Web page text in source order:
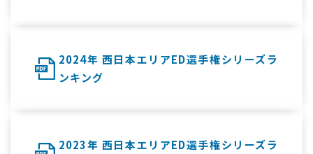
2024年 西日本エリアED選手権シリーズラ
ンキング
2023年 西日本エリアED選手権シリーズラ